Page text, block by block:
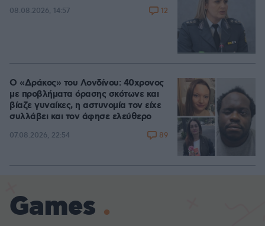
08.08.2026, 14:57 12
Ο «Δράκος» του Λονδίνου: 40χρονος
με προβλήματα όρασης σκότωνε και
βίαζε γυναίκες, η αστυνομία τον είχε
συλλάβει και τον άφησε ελεύθερο
07.08.2026, 22:54 89
Games